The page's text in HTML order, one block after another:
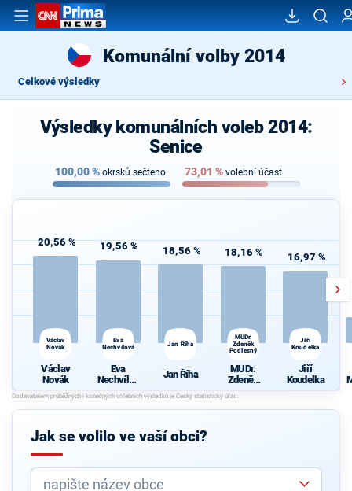
Komunální volby 2014
Celkové výsledky
Výsledky komunálních voleb 2014:
Senice
100,00% okrsků sečteno 73,01 % volební účast
20,56 %
Václav
Novák
Václav
Novák
19,56 %
Eva
Nechvílová
Eva
Nechvílov
18,56 %
Jan Říha
Jan Říha
18,16 %
MUDr.
Zdeněk
Podlesný
MUDr.
Zdeněk
Podlesný
16,97 %
Jiří
Koudelka
Jiří
Koudelka
Jak se volilo ve vaší obci?